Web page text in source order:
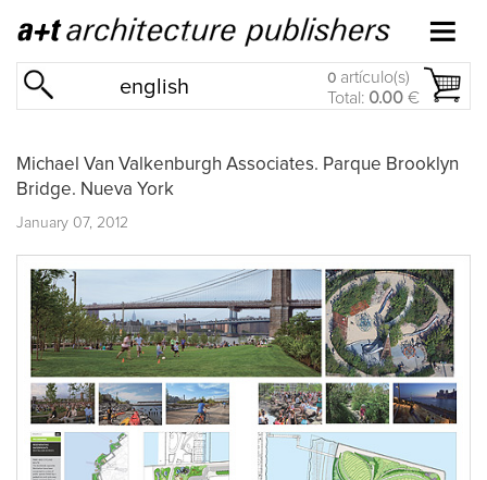
english 0 artículo(s)
Total: 0.00 €
Michael Van Valkenburgh Associates. Parque Brooklyn
Bridge. Nueva York
January 07, 2012